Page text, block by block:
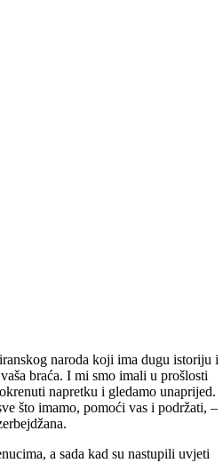
naroda koji ima dugu istoriju i
braća. I mi smo imali u prošlosti
što imamo, pomoći vas i podržati, –